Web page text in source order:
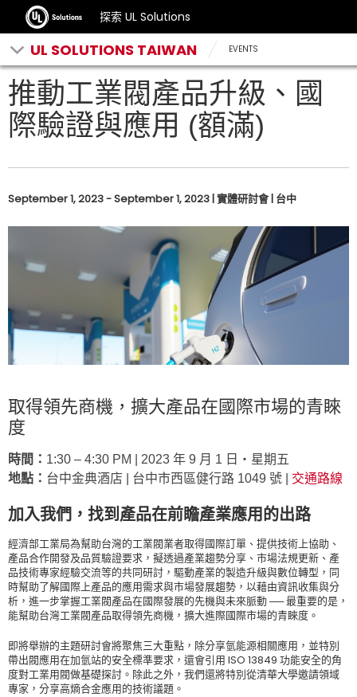
探索 UL Solutions
UL SOLUTIONS TAIWAN EVENTS
推動工業閥產品升級、國
際驗證與應用 (額滿)
September 1, 2023 - September 1, 2023 | 實體研討會 | 台中
取得領先商機，擴大產品在國際市場的青睞
度
時間： 1:30 – 4:30 PM | 2023 年 9 月 1 日‧星期五
地點： 台中金典酒店 | 台中市西區健行路 1049 號 | 交通路線
加入我們，找到產品在前瞻產業應用的出路
經濟部工業局為幫助台灣的工業閥業者取得國際訂單、提供技術上協助、
產品合作開發及品質驗證要求，擬透過產業趨勢分享、市場法規更新、產
品技術專家經驗交流等的共同研討，驅動產業的製造升級與數位轉型，同
時幫助了解國際上產品的應用需求與市場發展趨勢，以藉由資訊收集與分
析，進一步掌握工業閥產品在國際發展的先機與未來脈動 ── 最重要的是，
能幫助台灣工業閥產品取得領先商機，擴大進際國際市場的青睞度。
即將舉辦的主題研討會將聚焦三大重點，除分享氫能源相關應用，並特別
帶出閥應用在加氫站的安全標準要求，還會引用 ISO 13849 功能安全的角
度對工業用閥做基礎探討。除此之外，我們還將特別從清華大學邀請領域
專家，分享高熵合金應用的技術議題。